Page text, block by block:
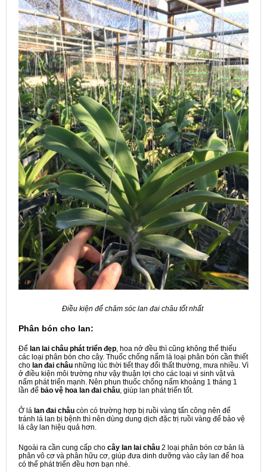
Điều kiện để chăm sóc lan đai châu tốt nhất
Phân bón cho lan:
Để lan lai châu phát triển đẹp , hoa nở đều thì cũng không thể thiếu
các loại phân bón cho cây. Thuốc chống nấm là loại phân bón cần thiết
cho lan đai châu những lúc thời tiết thay đổi thất thường, mưa nhiều. Vì
ở điều kiện môi trường như vậy thuận lợi cho các loại vi sinh vật và
nấm phát triển mạnh. Nên phun thuốc chống nấm khoảng 1 tháng 1
lần để bảo vệ hoa lan đai châu , giúp lan phát triển tốt.
Ở lá lan đai châu còn có trường hợp bị ruồi vàng tấn công nên để
tránh lá lan bị bệnh thì nên dùng dung dịch đặc trị ruồi vàng để bảo vệ
lá cây lan hiệu quả hơn.
Ngoài ra cần cung cấp cho cây lan lai châu 2 loại phân bón cơ bản là
phân vô cơ và phân hữu cơ, giúp đưa dinh dưỡng vào cây lan để hoa
có thể phát triển đều hơn bạn nhé.